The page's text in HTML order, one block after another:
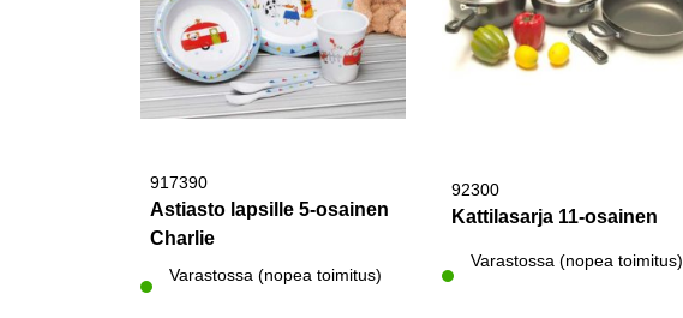
917390
Astiasto lapsille 5-osainen
Charlie
Varastossa (nopea toimitus)
92300
Kattilasarja 11-osainen
Varastossa (nopea toimitus)